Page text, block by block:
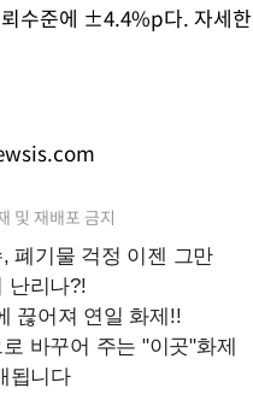
수준에 ±4.4%p다. 자세
및 재배포 금지